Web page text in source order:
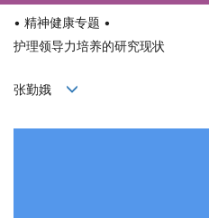
English
• 精神健康专题 •
护理领导力培养的研究现状
张勤娥